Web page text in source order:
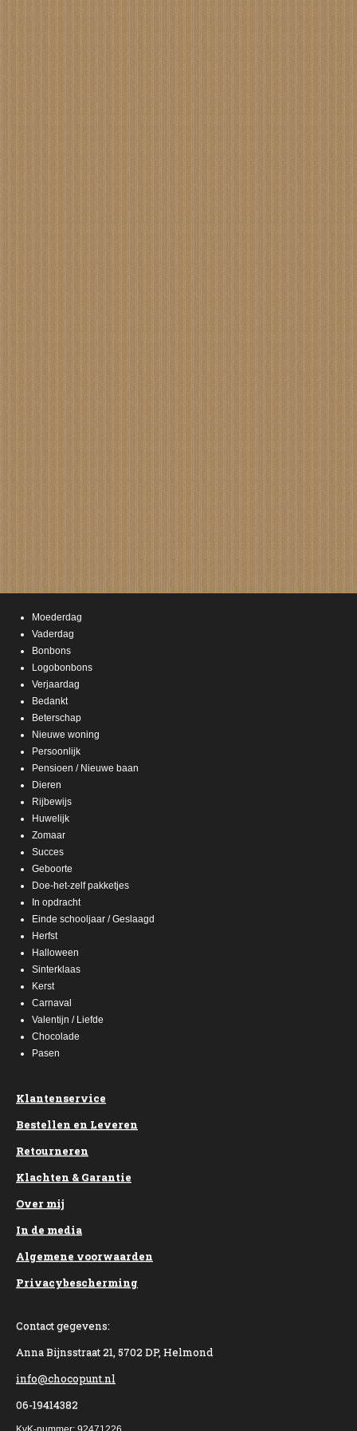
Moederdag
Vaderdag
Bonbons
Logobonbons
Verjaardag
Bedankt
Beterschap
Nieuwe woning
Persoonlijk
Pensioen / Nieuwe baan
Dieren
Rijbewijs
Huwelijk
Zomaar
Succes
Geboorte
Doe-het-zelf pakketjes
In opdracht
Einde schooljaar / Geslaagd
Herfst
Halloween
Sinterklaas
Kerst
Carnaval
Valentijn / Liefde
Chocolade
Pasen
Klantenservice
Bestellen en Leveren
Retourneren
Klachten & Garantie
Over mij
In de media
Algemene voorwaarden
Privacybescherming
Contact gegevens:
Anna Bijnsstraat 21, 5702 DP, Helmond
info@chocopunt.nl
06-19414382